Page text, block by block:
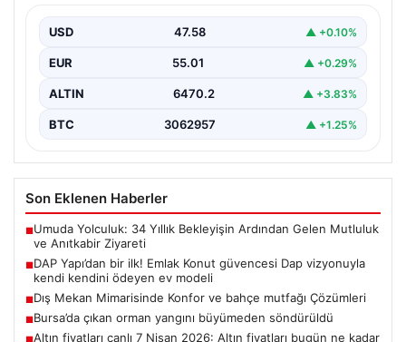
USD 47.58 ▲ +0.10%
EUR 55.01 ▲ +0.29%
ALTIN 6470.2 ▲ +3.83%
BTC 3062957 ▲ +1.25%
Son Eklenen Haberler
■Umuda Yolculuk: 34 Yıllık Bekleyişin Ardından Gelen Mutluluk
ve Anıtkabir Ziyareti
■DAP Yapı’dan bir ilk! Emlak Konut güvencesi Dap vizyonuyla
kendi kendini ödeyen ev modeli
■Dış Mekan Mimarisinde Konfor ve bahçe mutfağı Çözümleri
■Bursa’da çıkan orman yangını büyümeden söndürüldü
■Altın fiyatları canlı 7 Nisan 2026: Altın fiyatları bugün ne kadar